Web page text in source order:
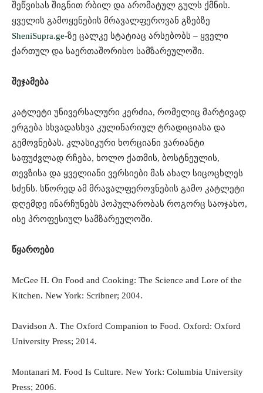
შეწვისას შიგნით რბილ და არომატულ გულს ქმნის.
ყველის გამოყენების მრავალფეროვან გზებზე
SheniSupra.ge-ზე ცალკე სტატიაც არსებობს – ყველი
ქართულ და საერთაშორისო სამზარეულოში.
შეჯამება
კატლეტი უნივერსალური კერძია, რომელიც მარტივად
ერგება სხვადასხვა კულინარიულ ტრადიციასა და
გემოვნებას. კლასიკური ხორციანი ვარიანტი
საფუძვლად რჩება, ხოლო ქათმის, ბოსტნეულის,
თევზისა და ყველიანი ვერსიები მას ახალ სიცოცხლეს
სძენს. სწორედ ამ მრავალფეროვნების გამო კატლეტი
დღემდე ინარჩუნებს პოპულარობას როგორც საოჯახო,
ისე პროფესიულ სამზარეულოში.
წყაროები
McGee H. On Food and Cooking: The Science and Lore of the
Kitchen. New York: Scribner; 2004.
Davidson A. The Oxford Companion to Food. Oxford: Oxford
University Press; 2014.
Montanari M. Food Is Culture. New York: Columbia University
Press; 2006.